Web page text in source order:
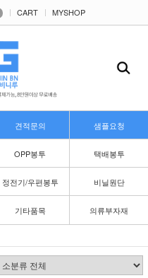
CART MYSHOP
견적문의 샘플요청
OPP봉투 택배봉투
정전기/우편봉투 비닐원단
기타품목 의류부자재